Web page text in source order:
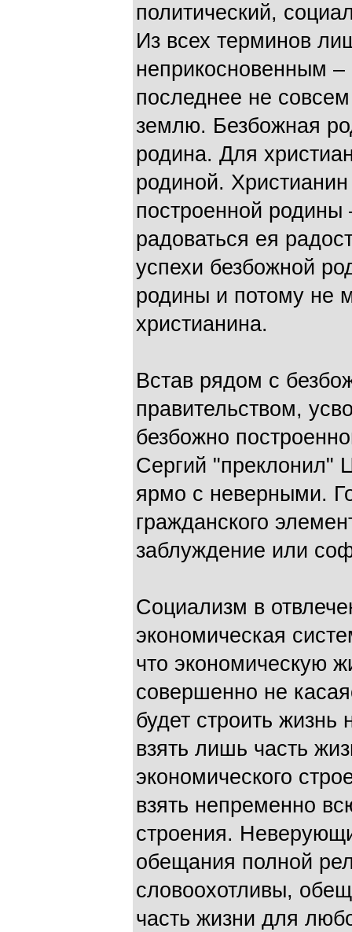
политический,
Из всех терминов
неприкосновенным –
последнее не
землю. Безбожная
родина. Для
родиной.
построенной
радоваться ея
успехи безбожной
родины и потому не
христианина.
Встав рядом с
правительством,
безбожно
Сергий "преклонил"
ярмо с неверными.
гражданского
заблуждение или
Социализм в
экономическая
что экономическую
совершенно не
будет строить
взять лишь часть
экономического
взять непременно
строения.
обещания полной
словоохотливы,
часть жизни для